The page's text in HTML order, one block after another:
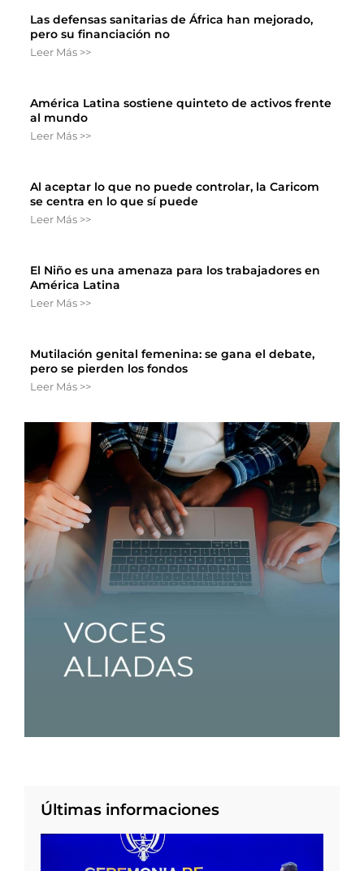
Las defensas sanitarias de África han mejorado,
pero su financiación no
Leer Más >>
América Latina sostiene quinteto de activos frente
al mundo
Leer Más >>
Al aceptar lo que no puede controlar, la Caricom
se centra en lo que sí puede
Leer Más >>
El Niño es una amenaza para los trabajadores en
América Latina
Leer Más >>
Mutilación genital femenina: se gana el debate,
pero se pierden los fondos
Leer Más >>
Últimas informaciones